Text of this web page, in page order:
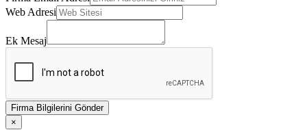
Web Adresi
Ek Mesaj
Firma Bilgilerini Gönder
×